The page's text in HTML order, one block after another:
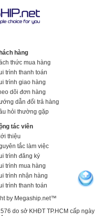
hàng
thức mua hàng
trình thanh toán
trình giao hàng
dõi đơn hàng
dẫn đổi trả hàng
hỏi thường gặp
tác viên
thiệu
tắc làm việc
trình đăng ký
trình mua hàng
trình nhận hàng
trình thanh toán
by Megaship.net™
do sở KHĐT TP.HCM cấp ngày